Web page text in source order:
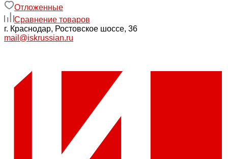
Отложенные
Сравнение товаров
г. Краснодар, Ростовское шоссе, 36
mail@iskrussian.ru